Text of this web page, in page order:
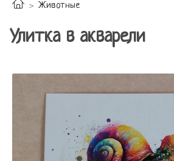
Животные
Улитка в акварели